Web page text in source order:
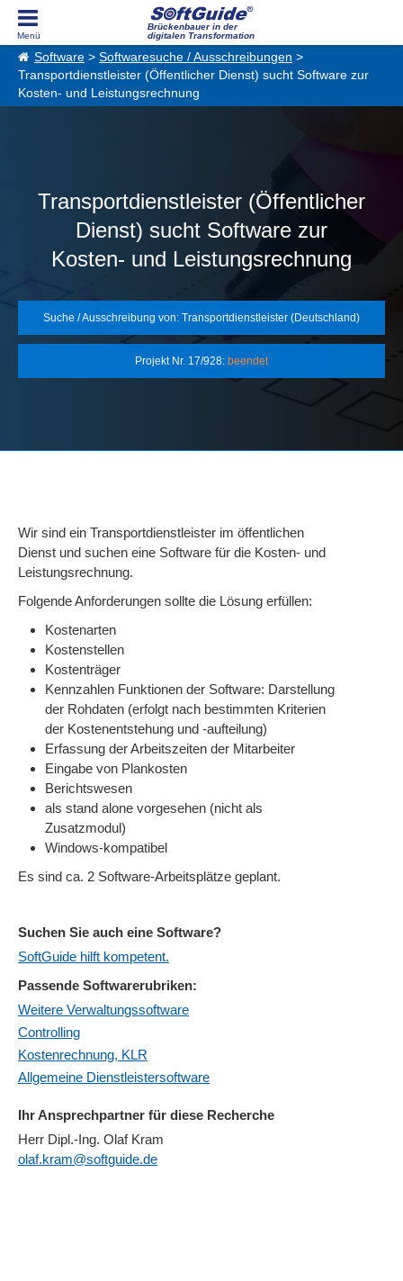
Brückenbauer in der
digitalen Transformation
Software > Softwaresuche / Ausschreibungen >
Transportdienstleister (Öffentlicher Dienst) sucht Software zur
Kosten- und Leistungsrechnung
Transportdienstleister (Öffentlicher
Dienst) sucht Software zur
Kosten- und Leistungsrechnung
Suche / Ausschreibung von: Transportdienstleister (Deutschland)
Projekt Nr. 17/928: beendet
Suchen Sie auch eine Software?
SoftGuide hilft kompetent.
Passende Softwarerubriken:
Weitere Verwaltungssoftware
Controlling
Kostenrechnung, KLR
Allgemeine Dienstleistersoftware
Ihr Ansprechpartner für diese Recherche
Herr Dipl.-Ing. Olaf Kram
olaf.kram@softguide.de
Wir sind ein Transportdienstleister im öffentlichen
Dienst und suchen eine Software für die Kosten- und
Leistungsrechnung.
Folgende Anforderungen sollte die Lösung erfüllen:
Kostenarten
Kostenstellen
Kostenträger
Kennzahlen Funktionen der Software: Darstellung
der Rohdaten (erfolgt nach bestimmten Kriterien
der Kostenentstehung und -aufteilung)
Erfassung der Arbeitszeiten der Mitarbeiter
Eingabe von Plankosten
Berichtswesen
als stand alone vorgesehen (nicht als
Zusatzmodul)
Windows-kompatibel
Es sind ca. 2 Software-Arbeitsplätze geplant.